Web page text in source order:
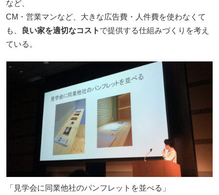
など、
CM・営業マンなど、大きな広告費・人件費を使わなくて
も、
良い家を適切なコスト で提供する仕組みづくりを考え
ている。
「見学会に同業他社のパンフレットを並べる」